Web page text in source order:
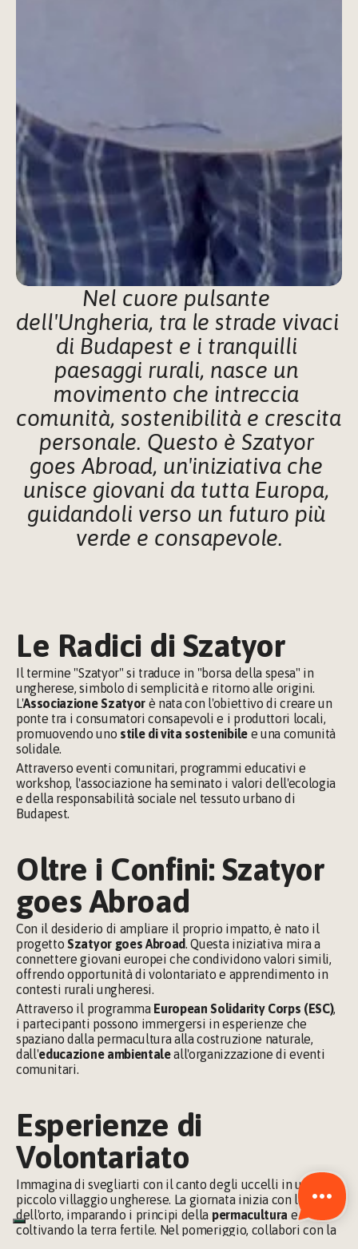
Nel cuore pulsante
dell'Ungheria, tra le strade vivaci
di Budapest e i tranquilli
paesaggi rurali, nasce un
movimento che intreccia
comunità, sostenibilità e crescita
personale. Questo è Szatyor
goes Abroad, un'iniziativa che
unisce giovani da tutta Europa,
guidandoli verso un futuro più
verde e consapevole.
Le Radici di Szatyor
Il termine "Szatyor" si traduce in "borsa della spesa" in
ungherese, simbolo di semplicità e ritorno alle origini.
L'Associazione Szatyor è nata con l'obiettivo di creare un
ponte tra i consumatori consapevoli e i produttori locali,
promuovendo uno stile di vita sostenibile e una comunità
solidale.
Attraverso eventi comunitari, programmi educativi e
workshop, l'associazione ha seminato i valori dell'ecologia
e della responsabilità sociale nel tessuto urbano di
Budapest.
Oltre i Confini: Szatyor
goes Abroad
Con il desiderio di ampliare il proprio impatto, è nato il
progetto Szatyor goes Abroad. Questa iniziativa mira a
connettere giovani europei che condividono valori simili,
offrendo opportunità di volontariato e apprendimento in
contesti rurali ungheresi.
Attraverso il programma European Solidarity Corps (ESC),
i partecipanti possono immergersi in esperienze che
spaziano dalla permacultura alla costruzione naturale,
dall'educazione ambientale all'organizzazione di eventi
comunitari.
Esperienze di
Volontariato
Immagina di svegliarti con il canto degli uccelli in un
piccolo villaggio ungherese. La giornata inizia con la cura
dell'orto, imparando i principi della permacultura e
coltivando la terra fertile. Nel pomeriggio, collabori con la